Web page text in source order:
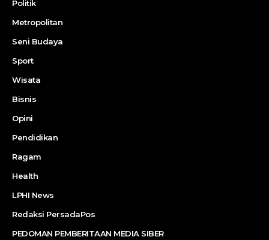
Politik
Metropolitan
Seni Budaya
Sport
Wisata
Bisnis
Opini
Pendidikan
Ragam
Health
LPHI News
Redaksi PersadaPos
PEDOMAN PEMBERITAAN MEDIA SIBER